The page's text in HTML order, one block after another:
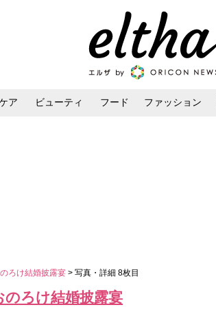
ア ビューティ フード ファッション
ろけ結婚披露宴 > 写真・詳細 8枚目
のろけ結婚披露宴